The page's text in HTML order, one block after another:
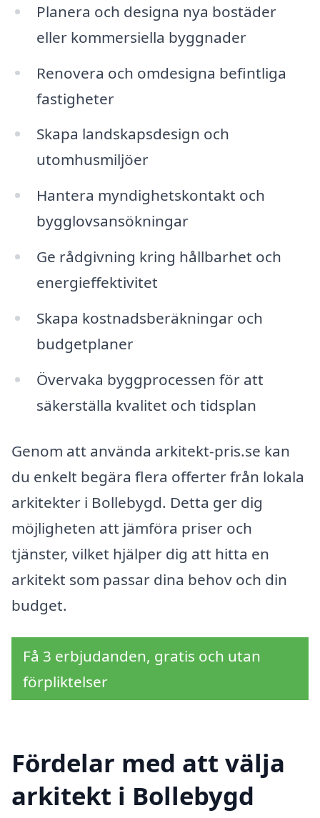
Planera och designa nya bostäder
eller kommersiella byggnader
Renovera och omdesigna befintliga
fastigheter
Skapa landskapsdesign och
utomhusmiljöer
Hantera myndighetskontakt och
bygglovsansökningar
Ge rådgivning kring hållbarhet och
energieffektivitet
Skapa kostnadsberäkningar och
budgetplaner
Övervaka byggprocessen för att
säkerställa kvalitet och tidsplan
Genom att använda arkitekt-pris.se kan
du enkelt begära flera offerter från lokala
arkitekter i Bollebygd. Detta ger dig
möjligheten att jämföra priser och
tjänster, vilket hjälper dig att hitta en
arkitekt som passar dina behov och din
budget.
Få 3 erbjudanden, gratis och utan
förpliktelser
Fördelar med att välja
arkitekt i Bollebygd